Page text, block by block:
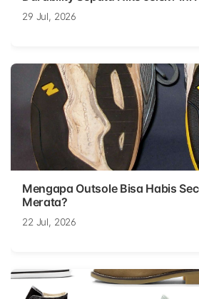
29 Jul, 2026
Mengapa Outsole Bisa Habis
Merata?
22 Jul, 2026